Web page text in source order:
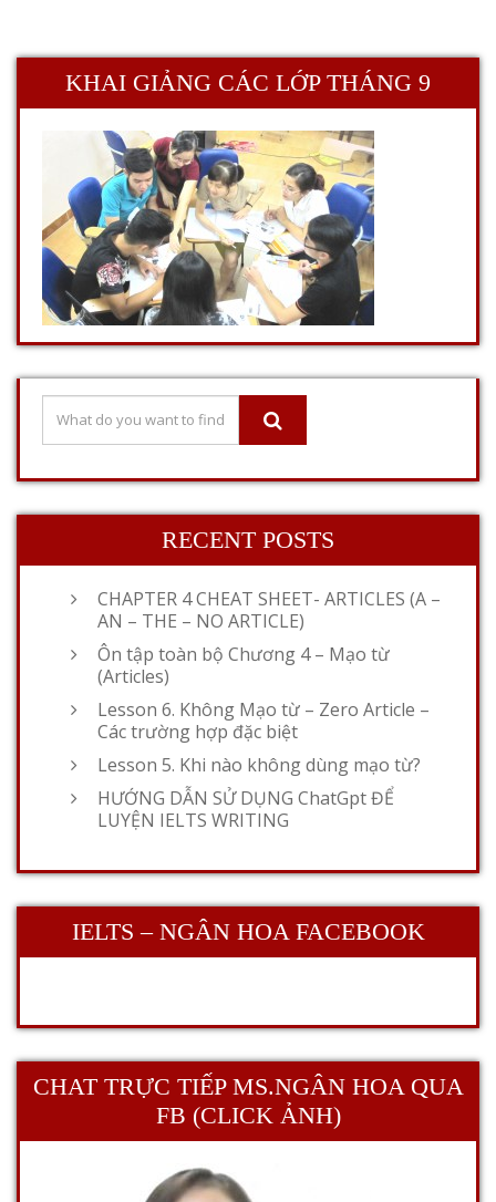
KHAI GIẢNG CÁC LỚP THÁNG 9
RECENT POSTS
CHAPTER 4 CHEAT SHEET- ARTICLES (A –
AN – THE – NO ARTICLE)
Ôn tập toàn bộ Chương 4 – Mạo từ
(Articles)
Lesson 6. Không Mạo từ – Zero Article –
Các trường hợp đặc biệt
Lesson 5. Khi nào không dùng mạo từ?
HƯỚNG DẪN SỬ DỤNG ChatGpt ĐỂ
LUYỆN IELTS WRITING
IELTS – NGÂN HOA FACEBOOK
CHAT TRỰC TIẾP MS.NGÂN HOA QUA
FB (CLICK ẢNH)